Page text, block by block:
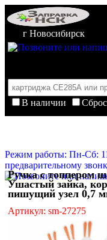
г Новосибирск
В наличии
Режим работы: Пн-Сб:
предварительному
Ручка с
Ушастый зайка,
пишущий узел 0,7
Артикул: sm-27275